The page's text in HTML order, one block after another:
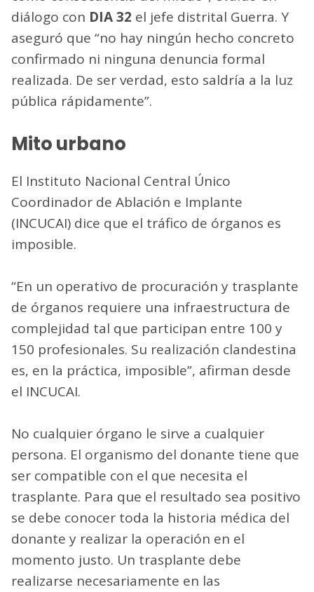
diálogo con DIA 32 el jefe distrital Guerra. Y
aseguró que “no hay ningún hecho concreto
confirmado ni ninguna denuncia formal
realizada. De ser verdad, esto saldría a la luz
pública rápidamente”.
Mito urbano
El Instituto Nacional Central Único
Coordinador de Ablación e Implante
(INCUCAI) dice que el tráfico de órganos es
imposible.
“En un operativo de procuración y trasplante
de órganos requiere una infraestructura de
complejidad tal que participan entre 100 y
150 profesionales. Su realización clandestina
es, en la práctica, imposible”, afirman desde
el INCUCAI.
No cualquier órgano le sirve a cualquier
persona. El organismo del donante tiene que
ser compatible con el que necesita el
trasplante. Para que el resultado sea positivo
se debe conocer toda la historia médica del
donante y realizar la operación en el
momento justo. Un trasplante debe
realizarse necesariamente en las